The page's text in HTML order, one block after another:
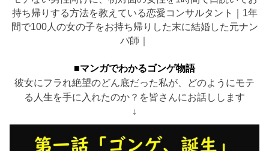
持ち帰りする方法を教えている恋愛コンサルタント｜1年
間で100人の女の子をお持ち帰りした末に結婚した元ナン
パ師｜
■マンガでわかるゴンゲ物語
彼女にフラれ絶望のどん底だった私が、どのようにモテ
る人生を手に入れたのか？を皆さんにお話しします
↓